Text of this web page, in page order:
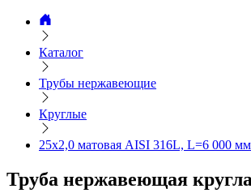
Каталог
Трубы нержавеющие
Круглые
25х2,0 матовая AISI 316L, L=6 000 мм
Труба нержавеющая